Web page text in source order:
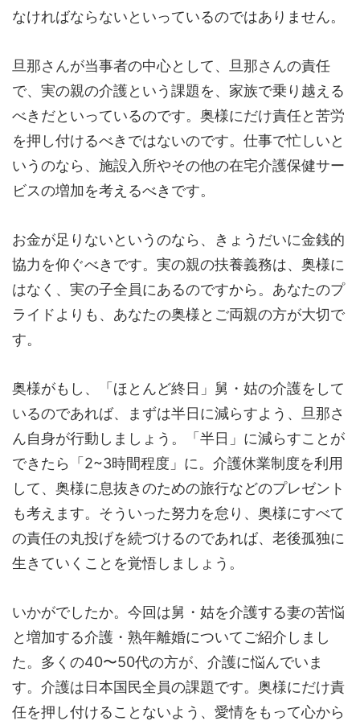
なければならないといっているのではありません。
旦那さんが当事者の中心として、旦那さんの責任
で、実の親の介護という課題を、家族で乗り越える
べきだといっているのです。奥様にだけ責任と苦労
を押し付けるべきではないのです。仕事で忙しいと
いうのなら、施設入所やその他の在宅介護保健サー
ビスの増加を考えるべきです。
お金が足りないというのなら、きょうだいに金銭的
協力を仰ぐべきです。実の親の扶養義務は、奥様に
はなく、実の子全員にあるのですから。あなたのプ
ライドよりも、あなたの奥様とご両親の方が大切で
す。
奥様がもし、「ほとんど終日」舅・姑の介護をして
いるのであれば、まずは半日に減らすよう、旦那さ
ん自身が行動しましょう。「半日」に減らすことが
できたら「2~3時間程度」に。介護休業制度を利用
して、奥様に息抜きのための旅行などのプレゼント
も考えます。そういった努力を怠り、奥様にすべて
の責任の丸投げを続づけるのであれば、老後孤独に
生きていくことを覚悟しましょう。
いかがでしたか。今回は舅・姑を介護する妻の苦悩
と増加する介護・熟年離婚についてご紹介しまし
た。多くの40〜50代の方が、介護に悩んでいま
す。介護は日本国民全員の課題です。奥様にだけ責
任を押し付けることないよう、愛情をもって心から